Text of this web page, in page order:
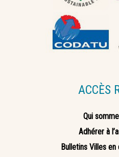
ACCÈS
Qui
Adhérer à
Bulletins Villes